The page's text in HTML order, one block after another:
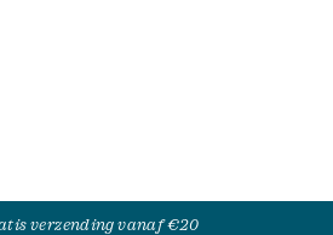
verzending vanaf €20